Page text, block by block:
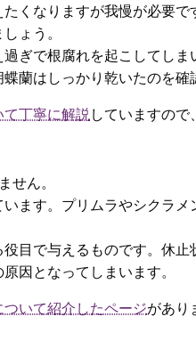
くなりますが我慢が必要
ょう。
ぎで根腐れを起こしてし
蘭はしっかり乾いたのを確
丁寧に解説 していますので
せん。
ます。プリムラやシクラ
目で与えるものです。休
因となってしまいます。
ついて紹介したページがあり